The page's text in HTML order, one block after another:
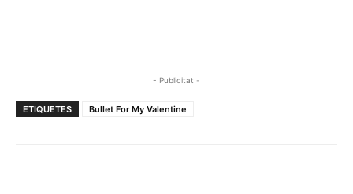
- Publicitat -
ETIQUETES Bullet For My Valentine